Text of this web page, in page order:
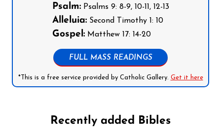
Psalm:Psalms 9: 8-9, 10-11, 12-13
Alleluia:Second Timothy 1: 10
Gospel:Matthew 17: 14-20
FULL MASS READINGS
*This is a free service provided by Catholic Gallery. Get it here
Recently added Bibles